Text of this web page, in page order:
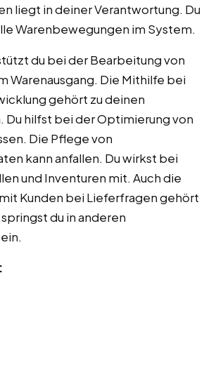
liegt in deiner Verantwortung. Du
Warenbewegungen im System.
du bei der Bearbeitung von
Warenausgang. Die Mithilfe bei
gehört zu deinen
Du hilfst bei der Optimierung von
Die Pflege von
kann anfallen. Du wirkst bei
und Inventuren mit. Auch die
Kunden bei Lieferfragen gehört
du in anderen